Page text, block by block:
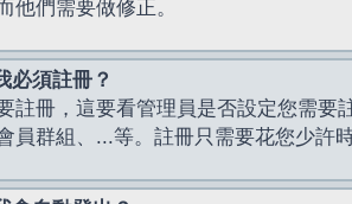
他們需要做修正。
必須註冊？
註冊，這要看管理員是否設定您需要
員群組、...等。註冊只需要花您少許